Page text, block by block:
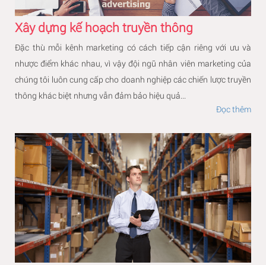
Xây dựng kế hoạch truyền thông
Đặc thù mỗi kênh marketing có cách tiếp cận riêng với ưu và
nhược điểm khác nhau, vì vậy đội ngũ nhân viên marketing của
chúng tôi luôn cung cấp cho doanh nghiệp các chiến lược truyền
thông khác biệt nhưng vẫn đảm bảo hiệu quả...
Đọc thêm